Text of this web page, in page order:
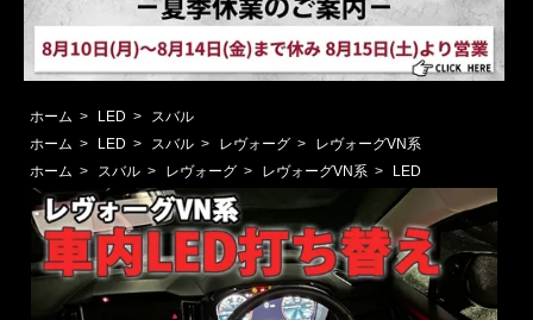
ホーム > LED >
スバル
ホーム > LED > スバル > レヴォーグ >
レヴォーグVN系
ホーム > スバル > レヴォーグ > レヴォーグVN系 > LED